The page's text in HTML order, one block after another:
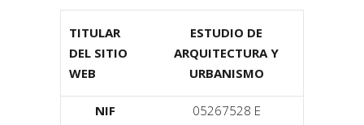
TITULAR
DEL SITIO
WEB
ESTUDIO DE
ARQUITECTURA Y
URBANISMO
NIF
05267528 E